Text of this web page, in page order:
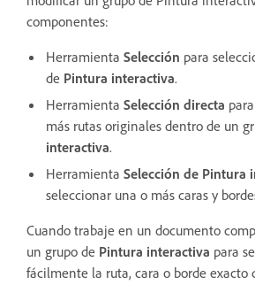
componentes:
Herramienta Selección para
de Pintura interactiva.
Herramienta Selección directa
más rutas originales dentro de un
interactiva.
Herramienta Selección de Pintura
seleccionar una o más caras y
Cuando trabaje en un documento
un grupo de Pintura interactiva para
fácilmente la ruta, cara o borde exacto